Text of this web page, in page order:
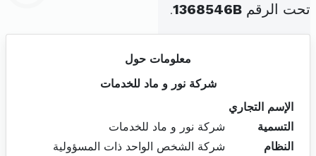
تحت الرقم 1368546B
.
معلومات حول
شركة نور و ماد للخدمات
الإسم التجاري
التسمية
شركة نور و ماد للخدمات
النظام
شركة الشخص الواحد ذات المسؤولية